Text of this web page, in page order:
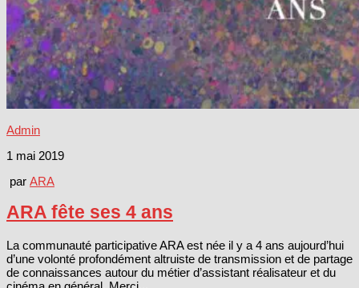
Admin
1 mai 2019
par ARA
ARA fête ses 4 ans
La communauté participative ARA est née il y a 4 ans aujourd’hui
d’une volonté profondément altruiste de transmission et de partage
de connaissances autour du métier d’assistant réalisateur et du